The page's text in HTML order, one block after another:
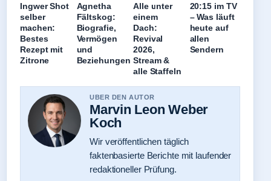
Ingwer Shot
selber
machen:
Bestes
Rezept mit
Zitrone
Agnetha
Fältskog:
Biografie,
Vermögen
und
Beziehungen
Alle unter
einem
Dach:
Revival
2026,
Stream &
alle Staffeln
20:15 im TV
– Was läuft
heute auf
allen
Sendern
UBER DEN AUTOR
Marvin Leon Weber
Koch
Wir veröffentlichen täglich
faktenbasierte Berichte mit laufender
redaktioneller Prüfung.